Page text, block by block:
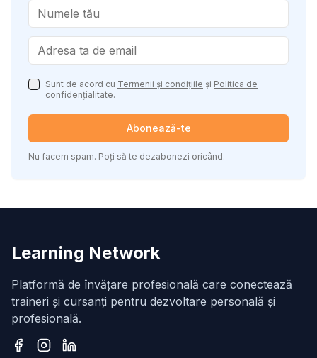
Sunt de acord cu Termenii și condițiile și Politica de
confidențialitate.
Abonează-te
Nu facem spam. Poți să te dezabonezi oricând.
Learning Network
Platformă de învățare profesională care conectează
traineri și cursanți pentru dezvoltare personală și
profesională.